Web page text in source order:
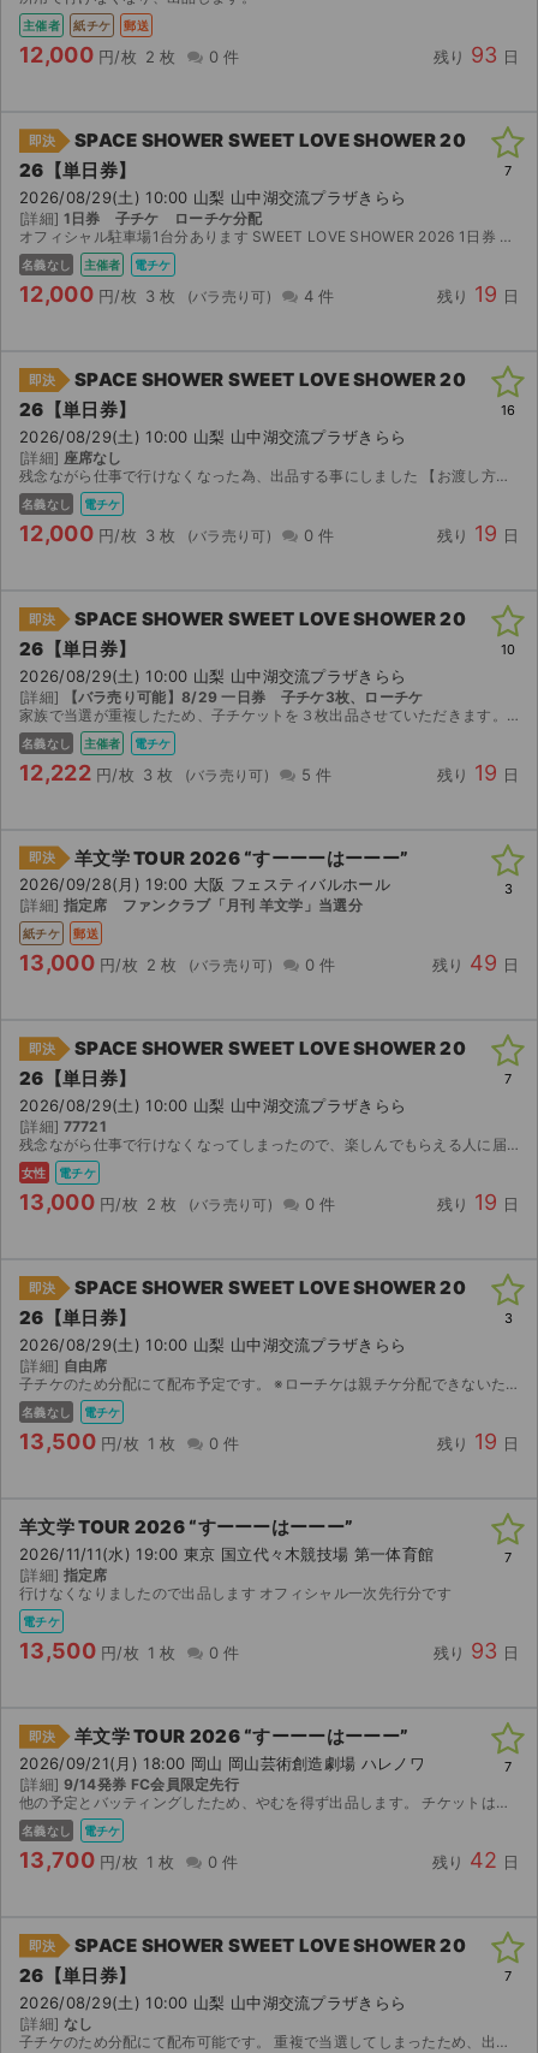
主催者 紙チケ 郵送
12,000 円/枚 2 枚 0 件 残り 93 日
即決
SPACE SHOWER SWEET LOVE SHOWER 20
26【単日券】
2026/08/29(土) 10:00 山梨 山中湖交流プラザきらら
[詳細] 1日券 子チケ ローチケ分配
オフィシャル駐車場1台分あります SWEET LOVE SHOWER 2026 1日券 子チケ3枚 ローチケの電子チケットでの分配です 公演14日前から分配可能となります その際に ・名前...
名義なし 主催者 電チケ
12,000 円/枚 3 枚 4 件 残り 19 日
7
即決
SPACE SHOWER SWEET LOVE SHOWER 20
26【単日券】
2026/08/29(土) 10:00 山梨 山中湖交流プラザきらら
[詳細] 座席なし
残念ながら仕事で行けなくなった為、出品する事にしました 【お渡し方法】 ローチケの電子チケットです。発券開始（8月頃）になったら分配URLをお送りします。 【注意事項】 取引確定後のキャンセ...
名義なし 電チケ
12,000 円/枚 3 枚 0 件 残り 19 日
16
即決
SPACE SHOWER SWEET LOVE SHOWER 20
26【単日券】
2026/08/29(土) 10:00 山梨 山中湖交流プラザきらら
[詳細]
【バラ売り可能】8/29 一日券 子チケ3枚、ローチケ
家族で当選が重複したため、子チケットを３枚出品させていただきます。 素晴らしいフェスをぜひ楽しんでいただきたく、値下げいたしました。 ご検討よろしくお願いいたします。
名義なし 主催者 電チケ
12,222 円/枚 3 枚 5 件 残り 19 日
10
即決 羊文学 TOUR 2026 “すーーーはーーー”
2026/09/28(月) 19:00 大阪 フェスティバルホール
[詳細] 指定席 ファンクラブ「月刊 羊文学」当選分
紙チケ 郵送
13,000 円/枚 2 枚 0 件 残り 49 日
3
即決
SPACE SHOWER SWEET LOVE SHOWER 20
26【単日券】
2026/08/29(土) 10:00 山梨 山中湖交流プラザきらら
[詳細] 77721
残念ながら仕事で行けなくなってしまったので、楽しんでもらえる人に届けれればと思います。
女性 電チケ
13,000 円/枚 2 枚 0 件 残り 19 日
7
即決
SPACE SHOWER SWEET LOVE SHOWER 20
26【単日券】
2026/08/29(土) 10:00 山梨 山中湖交流プラザきらら
[詳細] 自由席
子チケのため分配にて配布予定です。 ※ローチケは親チケ分配できないためお取引はスムーズです。 重複で当選してしまったため、出品させていただきます。 チケットはローチケアプリにて発券でき次第、...
名義なし 電チケ
13,500 円/枚 1 枚 0 件 残り 19 日
3
羊文学 TOUR 2026 “すーーーはーーー”
2026/11/11(水) 19:00 東京 国立代々木競技場 第一体育館
[詳細] 指定席
行けなくなりましたので出品します オフィシャル一次先行分です
電チケ
13,500 円/枚 1 枚 0 件 残り 93 日
7
即決 羊文学 TOUR 2026 “すーーーはーーー”
2026/09/21(月) 18:00 岡山 岡山芸術創造劇場 ハレノワ
[詳細] 9/14発券 FC会員限定先行
他の予定とバッティングしたため、やむを得ず出品します。 チケットはぴあで9月14日の10:00にダウンロード可能となりますので、早急に分配します。
名義なし 電チケ
13,700 円/枚 1 枚 0 件 残り 42 日
7
即決
SPACE SHOWER SWEET LOVE SHOWER 20
26【単日券】
2026/08/29(土) 10:00 山梨 山中湖交流プラザきらら
[詳細] なし
子チケのため分配にて配布可能です。 重複で当選してしまったため、出品させていただきます。 チケットはローチケアプリにて発券でき次第、分配にて譲渡させていただきます。 スムーズなお取引になる...
7